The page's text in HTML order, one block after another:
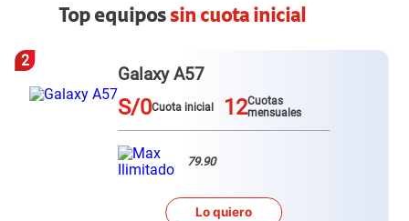
Top equipossin cuota inicial
3
Redmi Note 15 pro plus
S/0 Cuota inicial12
Lo quiero